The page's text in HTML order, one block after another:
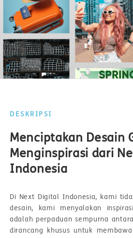
DESKRIPSI
Menciptakan Desain
Menginspirasi dari
Indonesia
Di Next Digital Indonesia, kami
desain, kami menyalakan
adalah perpaduan sempurna
dirancang khusus untuk